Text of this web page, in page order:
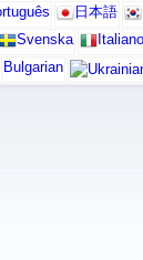
日本語
Svenska Italiano
Bulgarian